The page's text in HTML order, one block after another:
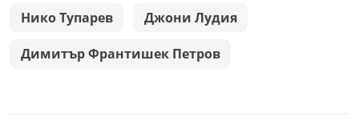
Нико Тупарев Джони Лудия
Димитър Франтишек Петров